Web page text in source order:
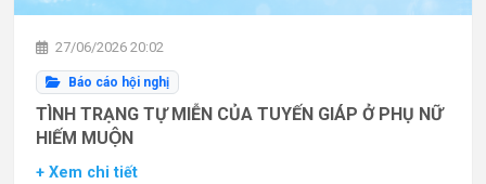
27/06/2026 20:02
Báo cáo hội nghị
TÌNH TRẠNG TỰ MIỄN CỦA TUYẾN GIÁP Ở PHỤ NỮ
HIẾM MUỘN
+ Xem chi tiết